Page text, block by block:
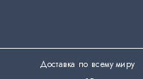
Доставка по всему миру